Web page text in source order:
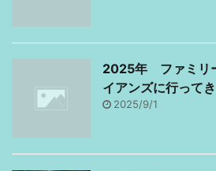
2025年 ファミリ
イアンズに行ってき
2025/9/1